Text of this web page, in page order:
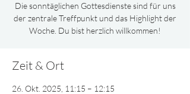
Die sonntäglichen Gottesdienste sind für uns
der zentrale Treffpunkt und das Highlight der
Woche. Du bist herzlich willkommen!
Zeit & Ort
26. Okt. 2025, 11:15 – 12:15